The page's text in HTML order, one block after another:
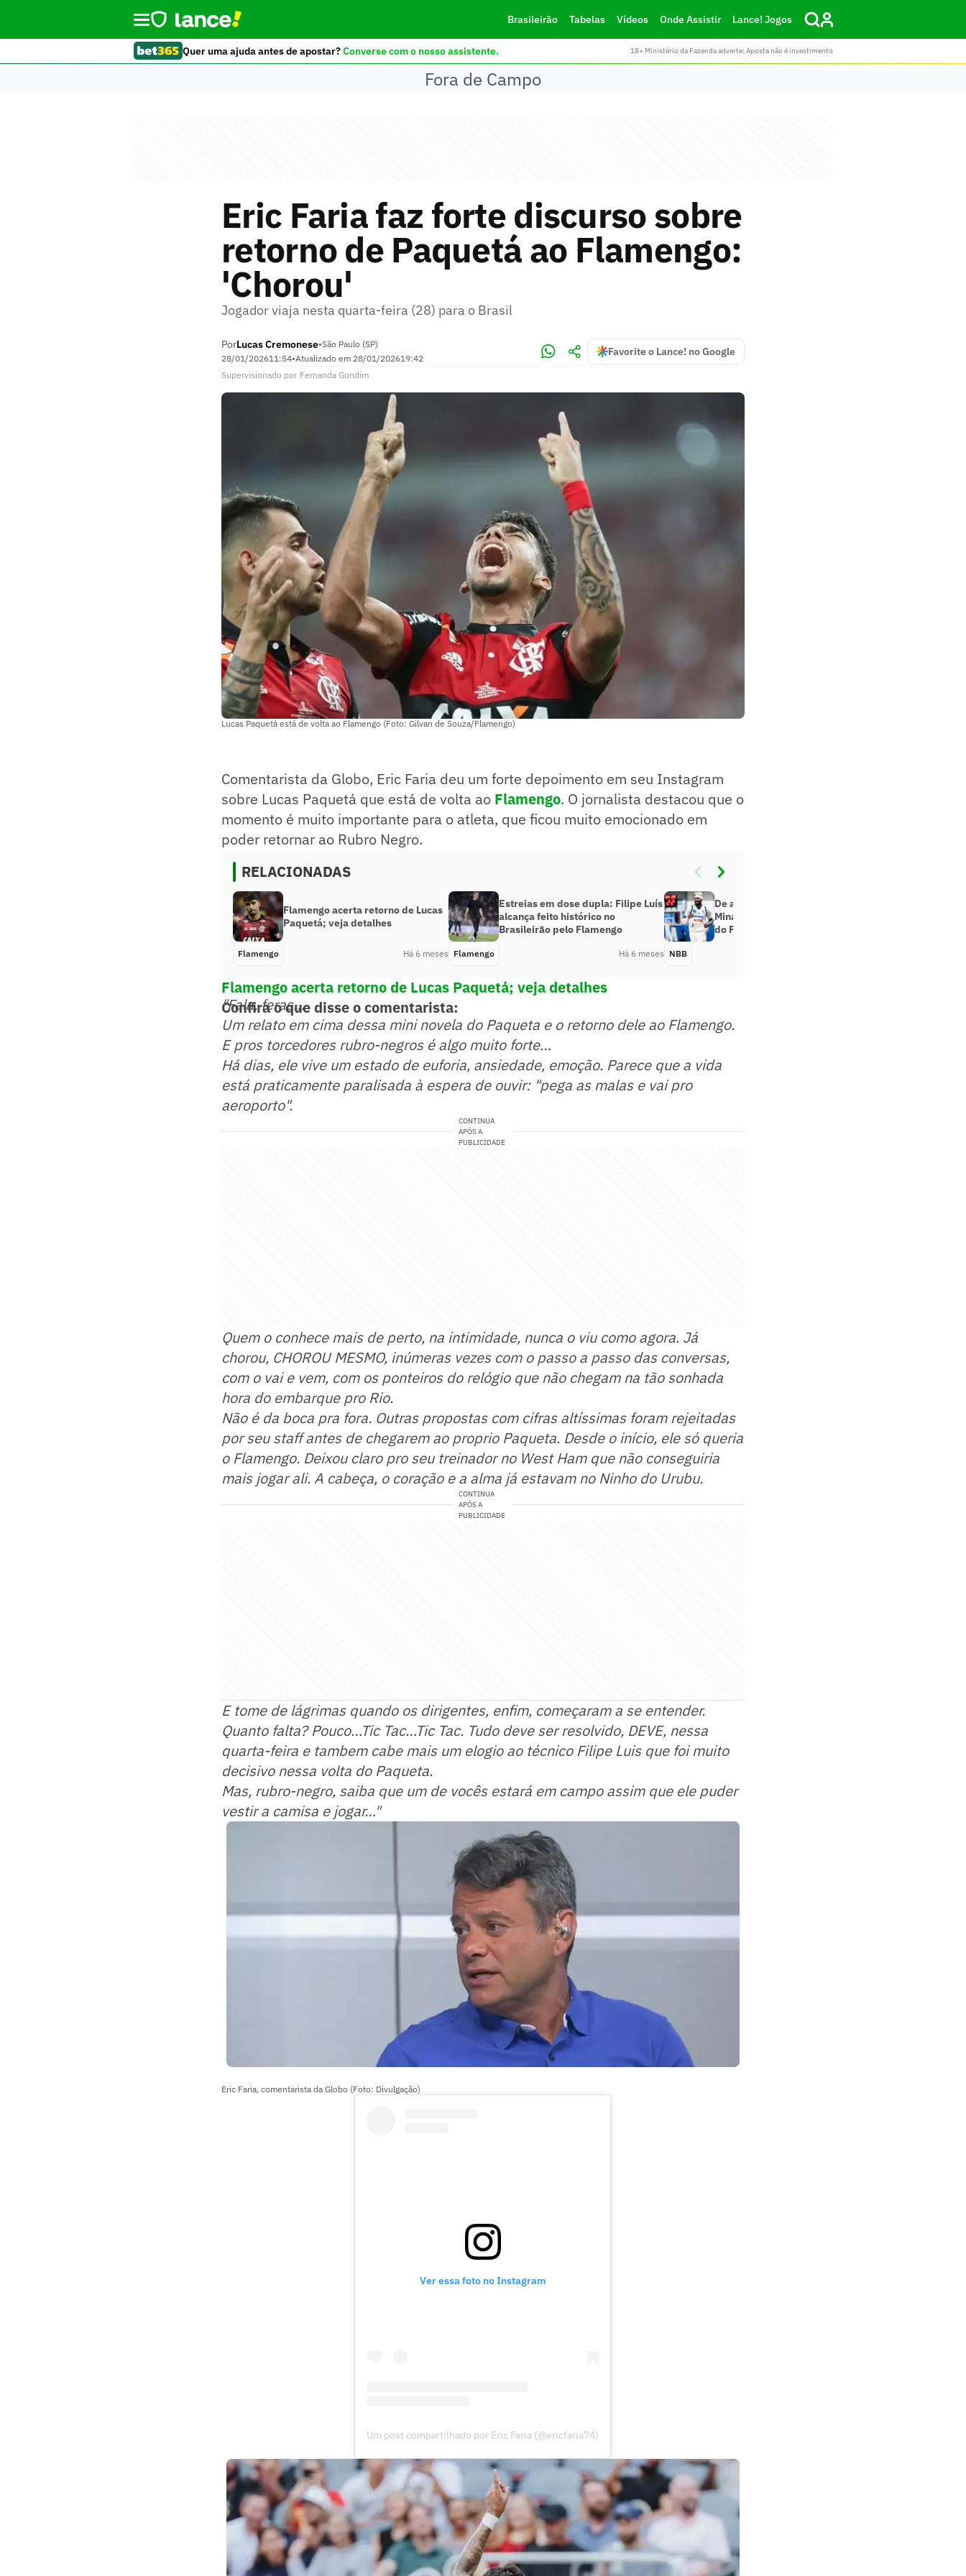
Brasileirão Tabelas Vídeos Onde Assistir Lance! Jogos
Quer uma ajuda antes de apostar?Converse com o nosso assistente. 18+ Ministério da Fazenda adverte: Aposta não é investimento
Fora de Campo
Eric Faria faz forte discurso sobre
retorno de Paquetá ao Flamengo:
'Chorou'
Jogador viaja nesta quarta-feira (28) para o Brasil
PorLucas Cremonese•São Paulo (SP)
28/01/202611:54•Atualizado em 28/01/202619:42
Favorite o Lance! no Google
Supervisionado por Fernanda Gondim
Lucas Paquetá está de volta ao Flamengo (Foto: Gilvan de Souza/Flamengo)
Comentarista da Globo, Eric Faria deu um forte depoimento em seu Instagram
sobre Lucas Paquetá que está de volta ao Flamengo. O jornalista destacou que o
momento é muito importante para o atleta, que ficou muito emocionado em
poder retornar ao Rubro Negro.
RELACIONADAS
Flamengo acerta retorno de Lucas
Paquetá; veja detalhes
Flamengo Há 6 meses
Estreias em dose dupla: Filipe Luís
alcança feito histórico no
Brasileirão pelo Flamengo
Flamengo Há 6 meses
De amigo a rival: destaque do
Minas reencontra torcedor mirim
do Flamengo no Super 8
NBB
Flamengo acerta retorno de Lucas Paquetá; veja detalhes
Confira o que disse o comentarista:
"Fala, feras…
Um relato em cima dessa mini novela do Paqueta e o retorno dele ao Flamengo.
E pros torcedores rubro-negros é algo muito forte…
Há dias, ele vive um estado de euforia, ansiedade, emoção. Parece que a vida
está praticamente paralisada à espera de ouvir: "pega as malas e vai pro
aeroporto".
CONTINUA
APÓS A
PUBLICIDADE
Quem o conhece mais de perto, na intimidade, nunca o viu como agora. Já
chorou, CHOROU MESMO, inúmeras vezes com o passo a passo das conversas,
com o vai e vem, com os ponteiros do relógio que não chegam na tão sonhada
hora do embarque pro Rio.
Não é da boca pra fora. Outras propostas com cifras altíssimas foram rejeitadas
por seu staff antes de chegarem ao proprio Paqueta. Desde o início, ele só queria
o Flamengo. Deixou claro pro seu treinador no West Ham que não conseguiria
mais jogar ali. A cabeça, o coração e a alma já estavam no Ninho do Urubu.
CONTINUA
APÓS A
PUBLICIDADE
E tome de lágrimas quando os dirigentes, enfim, começaram a se entender.
Quanto falta? Pouco…Tic Tac…Tic Tac. Tudo deve ser resolvido, DEVE, nessa
quarta-feira e tambem cabe mais um elogio ao técnico Filipe Luis que foi muito
decisivo nessa volta do Paqueta.
Mas, rubro-negro, saiba que um de vocês estará em campo assim que ele puder
vestir a camisa e jogar…"
Eric Faria, comentarista da Globo (Foto: Divulgação)
Ver essa foto no Instagram
Um post compartilhado por Eric Faria (@ericfaria74)